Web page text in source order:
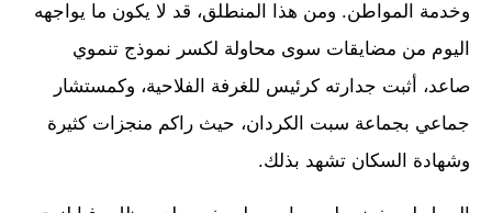
وخدمة المواطن. ومن هذا المنطلق، قد لا يكون ما يواجهه
اليوم من مضايقات سوى محاولة لكسر نموذج تنموي
صاعد، أثبت جدارته كرئيس للغرفة الفلاحية، وكمستشار
جماعي بجماعة سبت الكردان، حيث راكم منجزات كثيرة
وشهادة السكان تشهد بذلك.